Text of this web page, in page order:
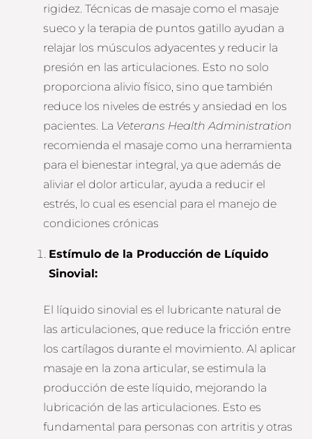
rigidez. Técnicas de masaje como el masaje
sueco y la terapia de puntos gatillo ayudan a
relajar los músculos adyacentes y reducir la
presión en las articulaciones. Esto no solo
proporciona alivio físico, sino que también
reduce los niveles de estrés y ansiedad en los
pacientes. La Veterans Health Administration
recomienda el masaje como una herramienta
para el bienestar integral, ya que además de
aliviar el dolor articular, ayuda a reducir el
estrés, lo cual es esencial para el manejo de
condiciones crónicas​
Estímulo de la Producción de Líquido
Sinovial:
El líquido sinovial es el lubricante natural de
las articulaciones, que reduce la fricción entre
los cartílagos durante el movimiento. Al aplicar
masaje en la zona articular, se estimula la
producción de este líquido, mejorando la
lubricación de las articulaciones. Esto es
fundamental para personas con artritis y otras